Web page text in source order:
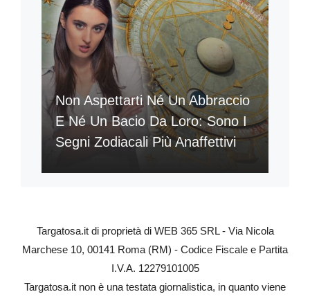
Non Aspettarti Né Un Abbraccio
E Né Un Bacio Da Loro: Sono I
Segni Zodiacali Più Anaffettivi
Targatosa.it di proprietà di WEB 365 SRL - Via Nicola
Marchese 10, 00141 Roma (RM) - Codice Fiscale e Partita
I.V.A. 12279101005
Targatosa.it non è una testata giornalistica, in quanto viene